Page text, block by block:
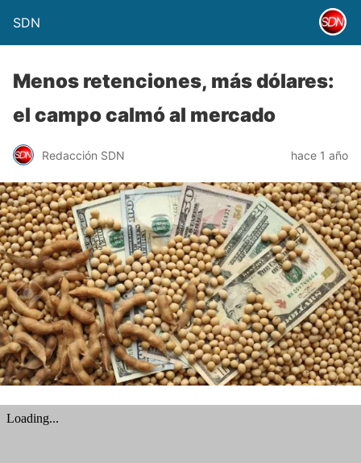
SDN
Menos retenciones, más dólares:
el campo calmó al mercado
Redacción SDN hace 1 año